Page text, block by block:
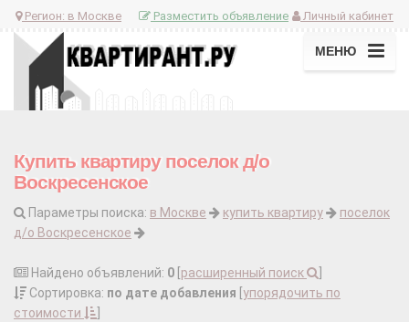
Регион: в Москве Личный кабинет
Разместить объявление
МЕНЮ
Купить квартиру поселок д/о
Воскресенское
Параметры поиска: в Москве купить квартиру
поселок
д/о Воскресенское
Найдено объявлений: 0 расширенный поиск
Сортировка: по дате добавления упорядочить по
стоимости